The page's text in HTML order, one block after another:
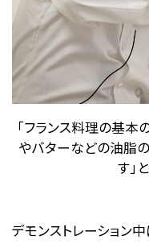
「フランス料理の基本
やバターなどの油脂
す」
デモンストレーション